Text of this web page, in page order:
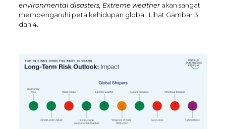
environmental disasters, Extreme weatherakan sangat
mempengaruhi peta kehidupan global Lihat Gambar 3
dan 4.